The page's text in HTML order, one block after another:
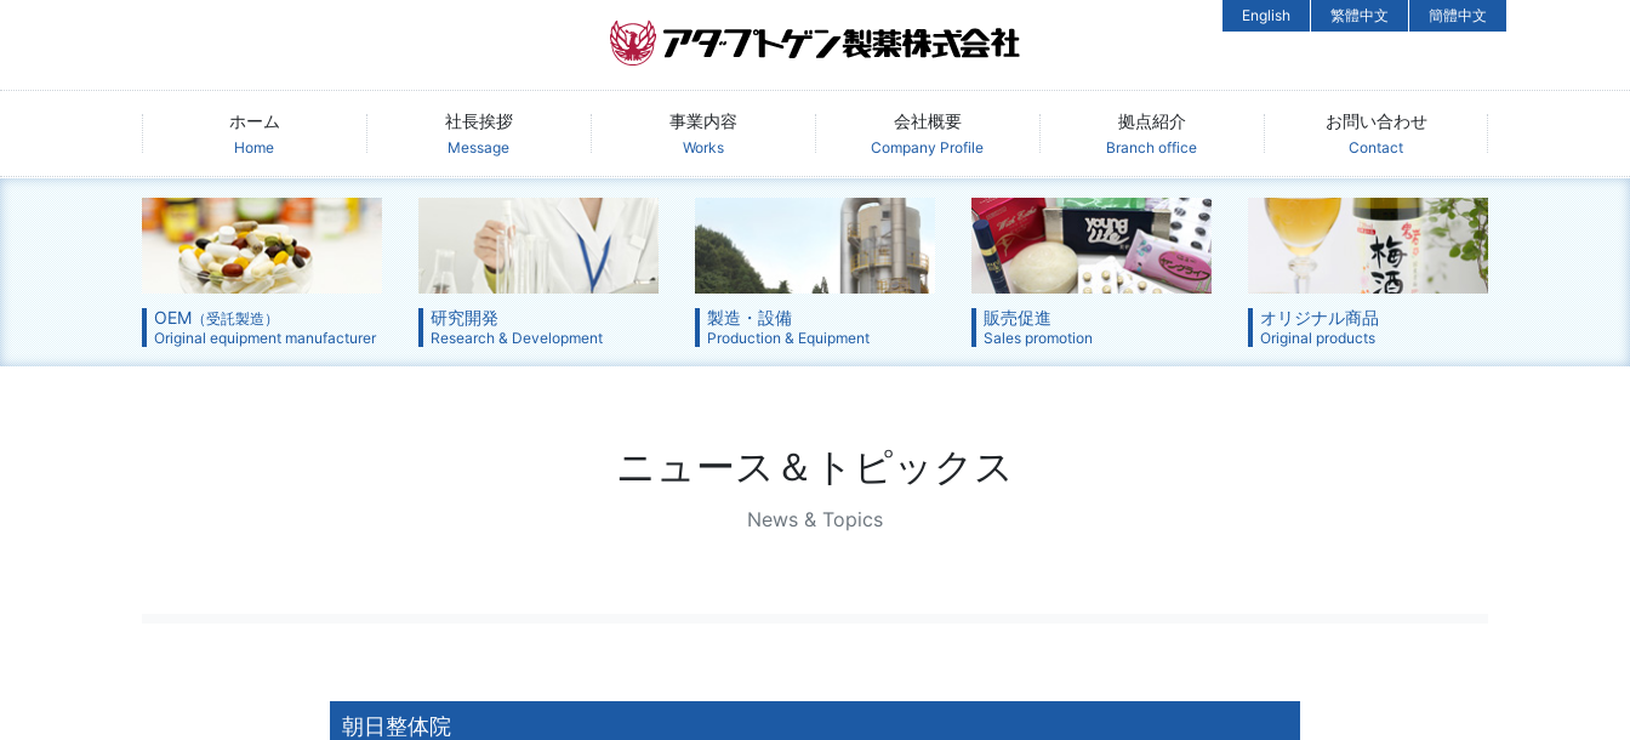
English 繁體中文 簡體中文
ホーム
Home
社長挨拶
Message
事業内容
Works
会社概要
Company Profile
拠点紹介
Branch office
お問い合わせ
Contact
OEM（受託製造）
Original equipment manufacturer
研究開発
Research & Development
製造・設備
Production & Equipment
販売促進
Sales promotion
オリジナル商品
Original products
ニュース＆トピックス
News & Topics
朝日整体院